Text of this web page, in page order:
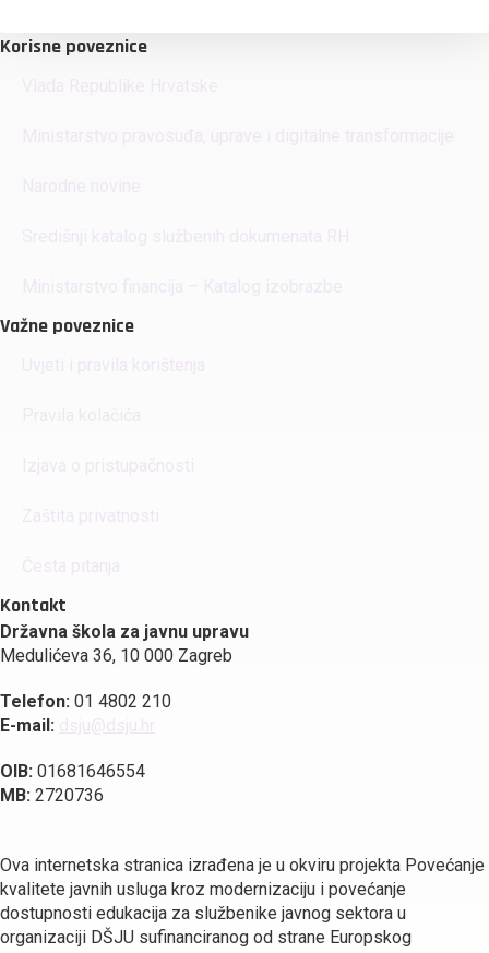
Korisne poveznice
Važne poveznice
Kontakt
Državna škola za javnu upravu
Medulićeva 36, 10 000 Zagreb
Telefon: 01 4802 210
E-mail:
OIB: 01681646554
MB: 2720736
Ova internetska stranica izrađena je u okviru projekta Povećanje
kvalitete javnih usluga kroz modernizaciju i povećanje
dostupnosti edukacija za službenike javnog sektora u
organizaciji DŠJU sufinanciranog od strane Europskog